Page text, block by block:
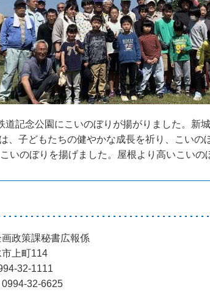
道記念公園にこいのぼりが揚がりました。新
、子どもたちの健やかな成長を祈り、こい
いのぼりを揚げました。屋根より高いこいの
政策課秘書広報係
上町114
32-1111
32-6625